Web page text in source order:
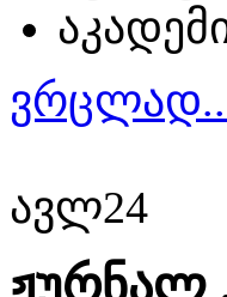
ავლ24